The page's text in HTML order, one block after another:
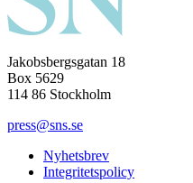
Jakobsbergsgatan 18
Box 5629
114 86 Stockholm
press@sns.se
Nyhetsbrev
Integritetspolicy